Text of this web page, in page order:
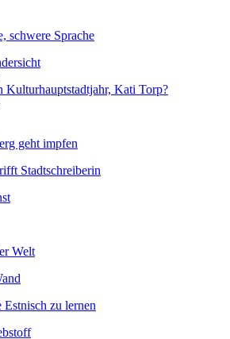
schwere Sprache
Kulturhauptstadtjahr, Kati Torp?
geht impfen
Stadtschreiberin
Welt
zu lernen